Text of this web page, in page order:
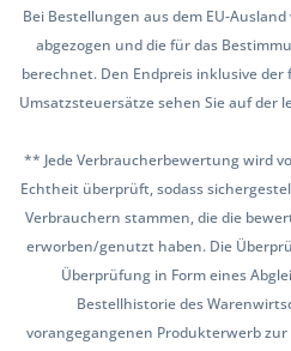
Bei Bestellungen aus dem EU-
abgezogen und die für das
berechnet. Den Endpreis inklusive
Umsatzsteuersätze sehen Sie auf der
** Jede Verbraucherbewertung wird
Echtheit überprüft, sodass
Verbrauchern stammen, die die
erworben/genutzt haben. Die
Überprüfung in Form eines
Bestellhistorie des
vorangegangenen Produkterwerb